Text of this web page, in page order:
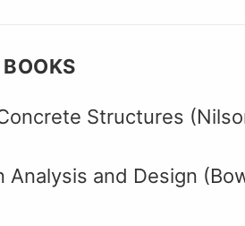
Structures
Analysis and Design